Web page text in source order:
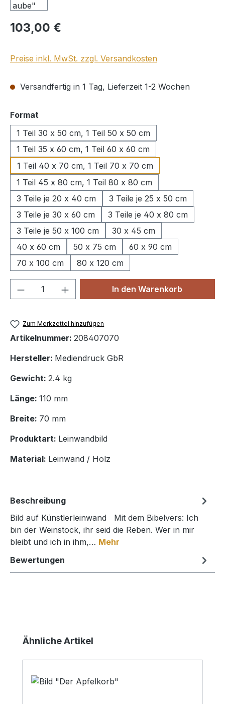
Regulärer Preis:
103,00 €
Preise inkl. MwSt. zzgl. Versandkosten
Versandfertig in 1 Tag, Lieferzeit 1-2 Wochen
Format
1 Teil 30 x 50 cm, 1 Teil 50 x 50 cm
1 Teil 35 x 60 cm, 1 Teil 60 x 60 cm
1 Teil 40 x 70 cm, 1 Teil 70 x 70 cm
1 Teil 45 x 80 cm, 1 Teil 80 x 80 cm
3 Teile je 20 x 40 cm
3 Teile je 25 x 50 cm
3 Teile je 30 x 60 cm
3 Teile je 40 x 80 cm
3 Teile je 50 x 100 cm
30 x 45 cm
40 x 60 cm
50 x 75 cm
60 x 90 cm
70 x 100 cm
80 x 120 cm
Produkt Anzahl: Gib denIn den Warenkorb
Zum Merkzettel hinzufügen
Artikelnummer: 208407070
Hersteller: Mediendruck GbR
Gewicht: 2.4 kg
Länge: 110 mm
Breite: 70 mm
Produktart: Leinwandbild
Material: Leinwand / Holz
Beschreibung
Bild auf Künstlerleinwand Mit dem Bibelvers: Ich
bin der Weinstock, ihr seid die Reben. Wer in mir
bleibt und ich in ihm,… Mehr
Bewertungen
Produktgalerie überspringen
Ähnliche Artikel